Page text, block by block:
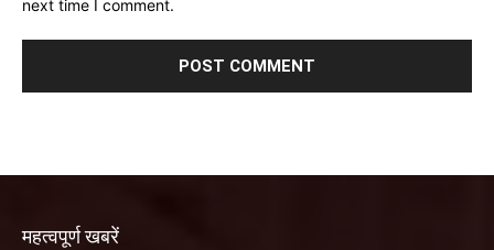
next time I comment.
महत्वपूर्ण खबरें